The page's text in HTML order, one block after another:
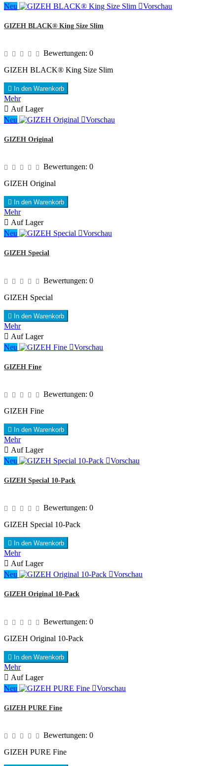
Neu
Vorschau
GIZEH BLACK® King Size Slim
Bewertungen: 0
GIZEH BLACK® King Size Slim
 In den Warenkorb
Mehr
 Auf Lager
Neu
Vorschau
GIZEH Original
Bewertungen: 0
GIZEH Original
 In den Warenkorb
Mehr
 Auf Lager
Neu
Vorschau
GIZEH Special
Bewertungen: 0
GIZEH Special
 In den Warenkorb
Mehr
 Auf Lager
Neu
Vorschau
GIZEH Fine
Bewertungen: 0
GIZEH Fine
 In den Warenkorb
Mehr
 Auf Lager
Neu
Vorschau
GIZEH Special 10-Pack
Bewertungen: 0
GIZEH Special 10-Pack
 In den Warenkorb
Mehr
 Auf Lager
Neu
Vorschau
GIZEH Original 10-Pack
Bewertungen: 0
GIZEH Original 10-Pack
 In den Warenkorb
Mehr
 Auf Lager
Neu
Vorschau
GIZEH PURE Fine
Bewertungen: 0
GIZEH PURE Fine